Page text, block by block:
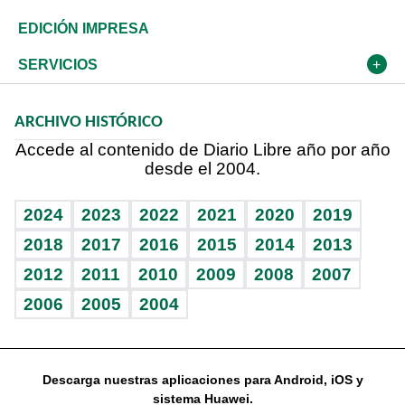
Caribe
Resto del mundo
Global y variable
Economía personal
Novedades
Podcast Arte Libre
Vida y familia
Eñe
Celebrando la vida
Sin complejos
En pocas palabras
Escuchando al corazón
Olimpismo
Más deportes
BRV
TBT Deportivo
Frente al Statu Quo
El Espía
Más firmas
Despertando al gigante
Cambio climático
Deportes
Opinión
Hecho en casa
Guía del dinero
EDICIÓN IMPRESA
SERVICIOS
Cumpleaños
Horóscopos
ARCHIVO HISTÓRICO
Accede al contenido de Diario Libre año por año
desde el 2004.
2024 2023 2022 2021 2020
2019
2018
2017 2016 2015 2014
2013
2012
2011 2010 2009 2008
2007
2006
2005 2004
Descarga nuestras aplicaciones para Android, iOS y
sistema Huawei.